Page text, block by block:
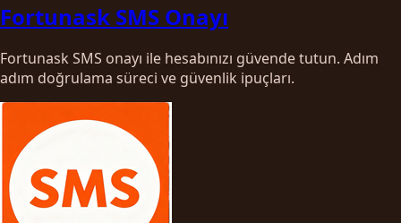
Fortunask SMS Onayı
Fortunask SMS onayı ile hesabınızı güvende tutun. Adım
adım doğrulama süreci ve güvenlik ipuçları.